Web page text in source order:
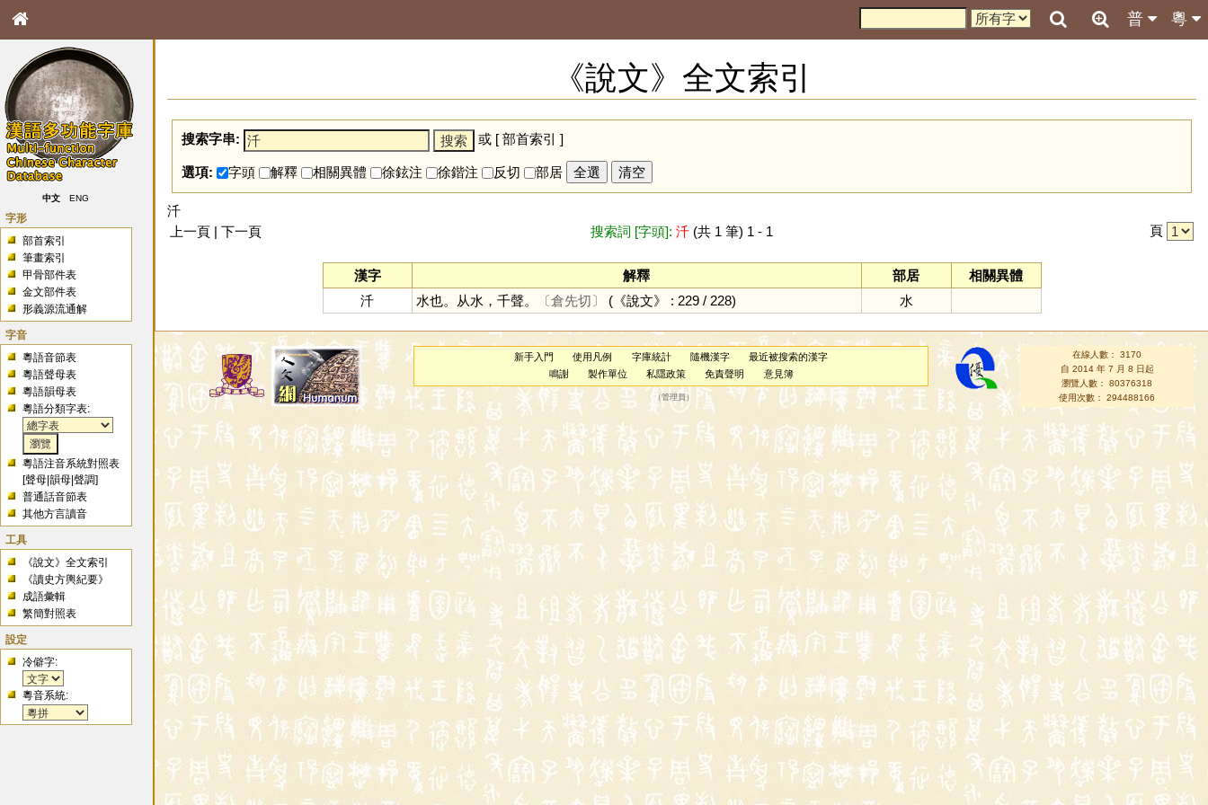
粵
普
中文 ENG
字形
部首索引
筆畫索引
甲骨部件表
金文部件表
形義源流通解
字音
粵語音節表
粵語聲母表
粵語韻母表
粵語分類字表:
粵語注音系統對照表
[聲母 |韻母 |聲調]
普通話音節表
其他方言讀音
工具
《說文》全文索引
《讀史方輿紀要》
成語彙輯
繁簡對照表
設定
冷僻字:
粵音系統:
《說文》全文索引
搜索字串: 或 [ 部首索引 ]
選項: 字頭 解釋 相關異體 徐鉉注 徐鍇注 反切 部居 全選 清空
汘
上一頁 | 下一頁
搜索詞 [字頭]: 汘(共 1 筆) 1 - 1 頁
漢字 解釋 部居
相關異體
汘
水也。从水，千聲。 〔倉先切〕 (《說文》 : 229 / 228) 水
新手入門 使用凡例 字庫統計 隨機漢字
最近被搜索的漢字
鳴謝
製作單位 私隱政策 免責聲明 意見簿
（管理員 ）
在線人數： 3170
自 2014 年 7 月 8 日起
瀏覽人數： 80376318
使用次數： 294488166